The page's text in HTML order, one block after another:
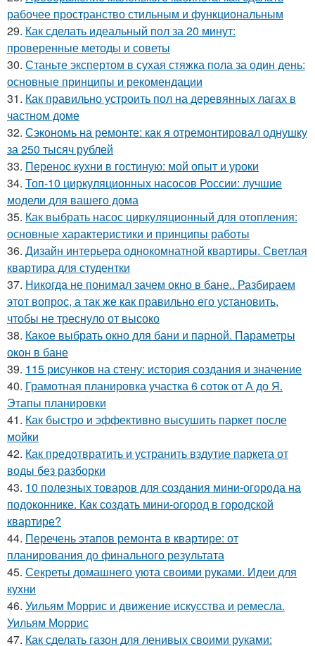
рабочее пространство стильным и функциональным
29. Как сделать идеальный пол за 20 минут:
проверенные методы и советы
30. Станьте экспертом в сухая стяжка пола за один день:
основные принципы и рекомендации
31. Как правильно устроить пол на деревянных лагах в
частном доме
32. Сэкономь на ремонте: как я отремонтировал однушку
за 250 тысяч рублей
33. Перенос кухни в гостиную: мой опыт и уроки
34. Топ-10 циркуляционных насосов России: лучшие
модели для вашего дома
35. Как выбрать насос циркуляционный для отопления:
основные характеристики и принципы работы
36. Дизайн интерьера однокомнатной квартиры. Светлая
квартира для студентки
37. Никогда не понимал зачем окно в бане.. Разбираем
этот вопрос, а так же как правильно его установить,
чтобы не треснуло от высоко
38. Какое выбрать окно для бани и парной. Параметры
окон в бане
39. 115 рисунков на стену: история создания и значение
40. Грамотная планировка участка 6 соток от А до Я.
Этапы планировки
41. Как быстро и эффективно высушить паркет после
мойки
42. Как предотвратить и устранить вздутие паркета от
воды без разборки
43. 10 полезных товаров для создания мини-огорода на
подоконнике. Как создать мини-огород в городской
квартире?
44. Перечень этапов ремонта в квартире: от
планирования до финального результата
45. Секреты домашнего уюта своими руками. Идеи для
кухни
46. Уильям Моррис и движение искусства и ремесла.
Уильям Моррис
47. Как сделать газон для ленивых своими руками: